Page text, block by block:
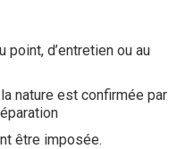
d’entretien ou au
nature est confirmée par
être imposée.